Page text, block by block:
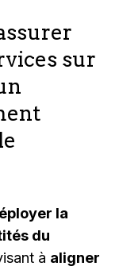
sur
la
du
à aligner